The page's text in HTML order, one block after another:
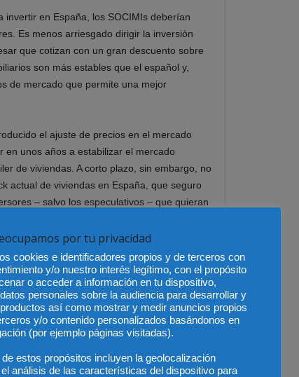
invertir en España, los SOCIMIs deberían
Es menos arriesgado dirigir la inversión
que cotizan con un gran descuento sobre
son más estables que el español y,
de mercado que permite una mejor
el ajuste de precios en el mercado
en unos años a estabilizar el mercado
de viviendas. A corto plazo, sin embargo, no
actual de viviendas en España, que seguro
– salvo los especulativos – que quieran
desarrollado hoy para generar un
inversión inmobiliaria en una SOCIMI si
de los mismos, aunque con la
por tu privacidad
cookies e identificadores propios y de terceros con
y/o nuestro interés legítimo, con el propósito
o acceder a información en tu dispositivo,
personales sobre la audiencia para desarrollar y
así como mostrar y medir anuncios propios
y/o contenido personalizados basándonos en
(por ejemplo páginas visitadas).
estos propósitos incluyen la geolocalización
análisis de las características del dispositivo para